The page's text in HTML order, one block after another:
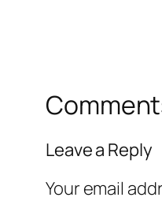
Leave a Reply
Your email